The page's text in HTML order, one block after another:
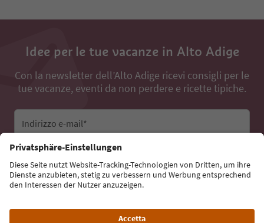
Idee per le tue vacanze in Alto Adige
Con la newsletter dell’Alto Adige ricevi consigli per le
tue vacanze, eventi da non perdere e ricette tipiche.
Indirizzo e-mail*
Iscriviti alla newsletter